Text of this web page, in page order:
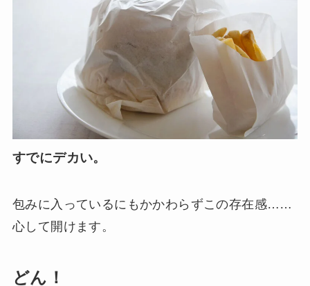
すでにデカい。
包みに入っているにもかかわらずこの存在感……
心して開けます。
どん！